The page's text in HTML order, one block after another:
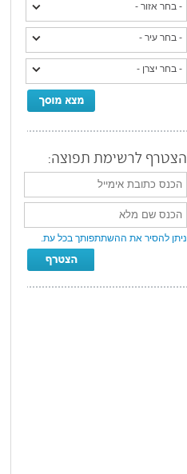
הצטרף לרשימת תפוצה:
ניתן להסיר את ההשתתפותך בכל עת.